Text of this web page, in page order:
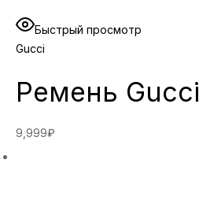
Быстрый просмотр
Gucci
Ремень Gucci
9,999₽